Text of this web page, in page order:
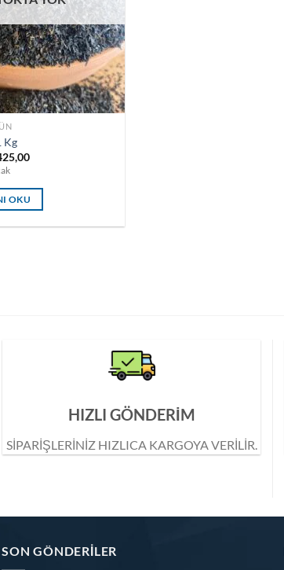
Kg
Şu
₺425,00.
OKU
HIZLI GÖNDERİM
SİPARİŞLERİNİZ HIZLICA KARGOYA VERİLİR.
SON GÖNDERILER